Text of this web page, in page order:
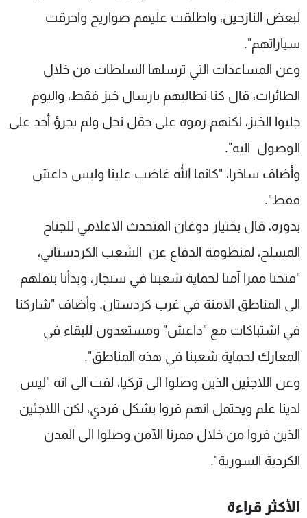
لبعض النازحين، واطلقت عليهم صواريخ واحرقت
سياراتهم".
وعن المساعدات التي ترسلها السلطات من خلال
الطائرات، قال كنا نطالبهم بارسال خبز فقط، واليوم
جلبوا الخبز، لكنهم رموه على حقل نحل ولم يجرؤ أحد على
الوصول اليه".
وأضاف ساخرا، "كانما الله غاضب علينا وليس داعش
فقط".
بدوره، قال بختيار دوغان المتحدث الاعلامي للجناح
المسلح، لمنظومة الدفاع عن الشعب الكردستاني،
"فتحنا ممرا آمنا لحماية شعبنا في سنجار، وبدأنا بنقلهم
الى المناطق الامنة في غرب كردستان. وأضاف "شاركنا
في اشتباكات مع "داعش" ومستعدون للبقاء في
المعارك لحماية شعبنا في هذه المناطق".
وعن اللاجئين الذين وصلوا الى تركيا، لفت الى انه "ليس
لدينا علم ويحتمل انهم فروا بشكل فردي، لكن اللاجئين
الذين فروا من خلال ممرنا الآمن وصلوا الى المدن
الكردية السورية".
الأكثر قراءة